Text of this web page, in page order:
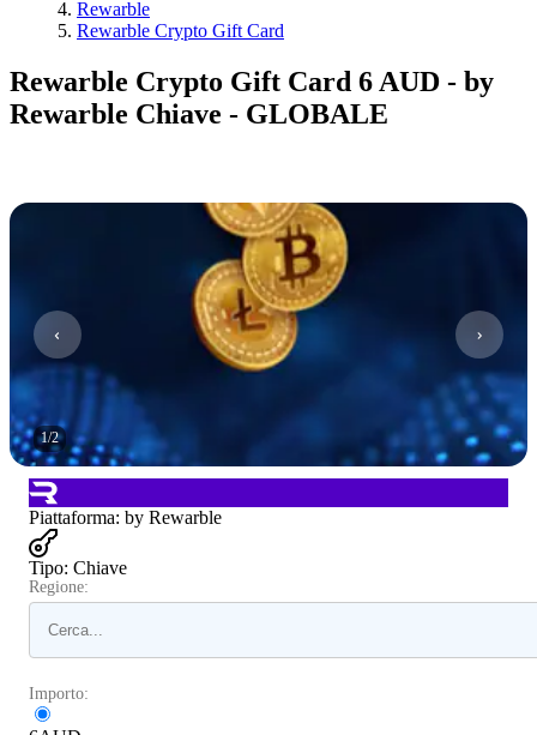
Rewarble
Rewarble Crypto Gift Card
Rewarble Crypto Gift Card 6 AUD - by
Rewarble Chiave - GLOBALE
1/2
Piattaforma: by Rewarble
Tipo: Chiave
Regione:
Importo: